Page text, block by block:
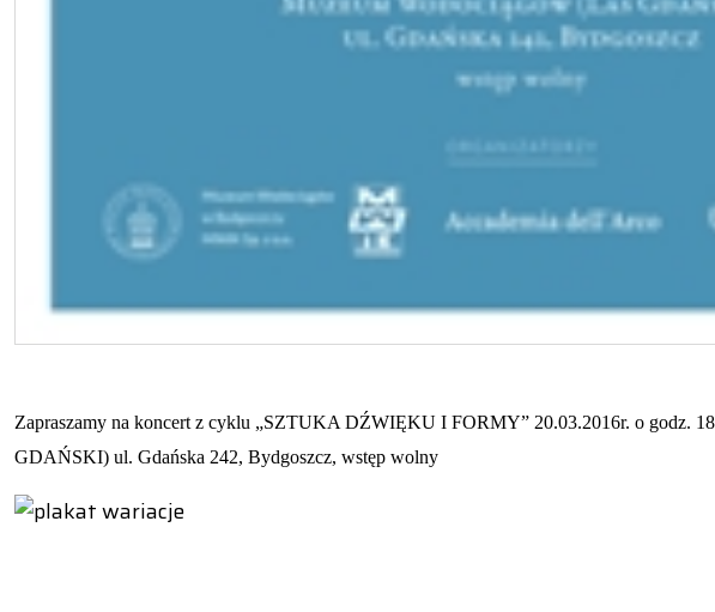
Zapraszamy na koncert z cyklu „SZTUKA DŹWIĘKU I FORMY” 20.03.2016r. o godz.
GDAŃSKI) ul. Gdańska 242, Bydgoszcz, wstęp wolny